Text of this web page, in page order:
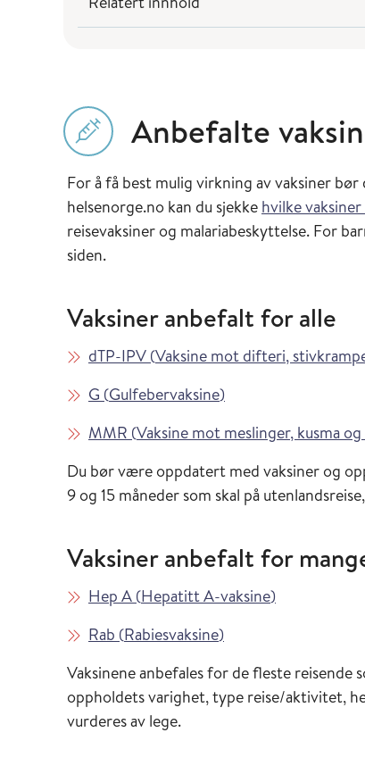
Anbefalte
For å få best mulig virkning av vaksiner
helsenorge.no kan du sjekke hvilke
reisevaksiner og malariabeskyttelse. For
siden.
Vaksiner anbefalt for alle
Les mer om
dTP-IPV (Vaksine mot difteri,
Les mer om
G (Gulfebervaksine)i
Les mer om
MMR (Vaksine mot meslinger, kusma
Du bør være oppdatert med vaksiner og
9 og 15 måneder som skal på
Vaksiner anbefalt for
Les mer om
Hep A (Hepatitt A-vaksine)i
Les mer om
Rab (Rabiesvaksine)i
Vaksinene anbefales for de fleste
oppholdets varighet, type reise/aktivitet,
vurderes av lege.